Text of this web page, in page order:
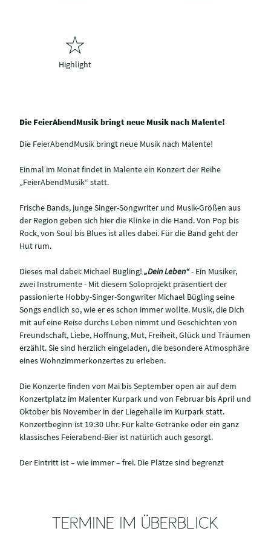
Highlight
Die FeierAbendMusik bringt neue Musik nach Malente!
Die FeierAbendMusik bringt neue Musik nach Malente!
Einmal im Monat findet in Malente ein Konzert der Reihe
„FeierAbendMusik“ statt.
Frische Bands, junge Singer-Songwriter und Musik-Größen aus
der Region geben sich hier die Klinke in die Hand. Von Pop bis
Rock, von Soul bis Blues ist alles dabei. Für die Band geht der
Hut rum.
Dieses mal dabei: Michael Bügling! „Dein Leben“- Ein Musiker,
zwei Instrumente - Mit diesem Soloprojekt präsentiert der
passionierte Hobby-Singer-Songwriter Michael Bügling seine
Songs endlich so, wie er es schon immer wollte. Musik, die Dich
mit auf eine Reise durchs Leben nimmt und Geschichten von
Freundschaft, Liebe, Hoffnung, Mut, Freiheit, Glück und Träumen
erzählt. Sie sind herzlich eingeladen, die besondere Atmosphäre
eines Wohnzimmerkonzertes zu erleben.
Die Konzerte finden von Mai bis September open air auf dem
Konzertplatz im Malenter Kurpark und von Februar bis April und
Oktober bis November in der Liegehalle im Kurpark statt.
Konzertbeginn ist 19:30 Uhr. Für kalte Getränke oder ein ganz
klassisches Feierabend-Bier ist natürlich auch gesorgt.
Der Eintritt ist – wie immer – frei. Die Plätze sind begrenzt
TERMINE IM ÜBERBLICK